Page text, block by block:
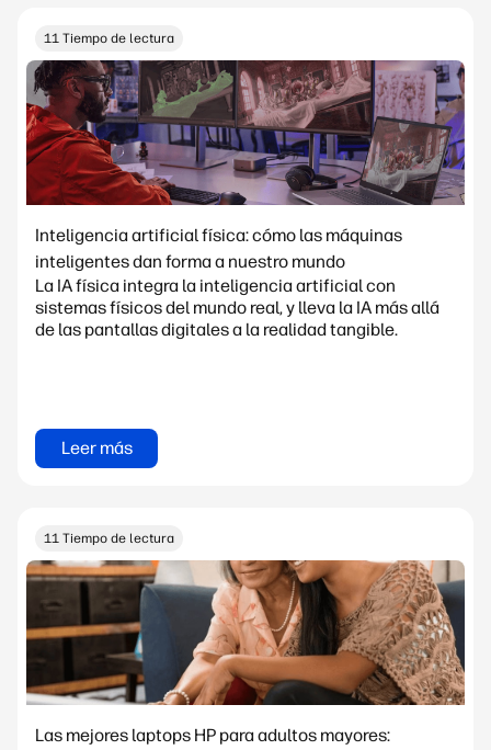
11 Tiempo de lectura
Inteligencia artificial física: cómo las máquinas
inteligentes dan forma a nuestro mundo
La IA física integra la inteligencia artificial con
sistemas físicos del mundo real, y lleva la IA más allá
de las pantallas digitales a la realidad tangible.
Leer más
11 Tiempo de lectura
Las mejores laptops HP para adultos mayores: